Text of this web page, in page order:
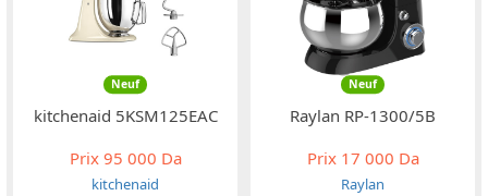
Neuf
kitchenaid 5KSM125EAC
Prix95 000 Da
kitchenaid
Neuf
Raylan RP-1300/5B
Prix17 000 Da
Raylan